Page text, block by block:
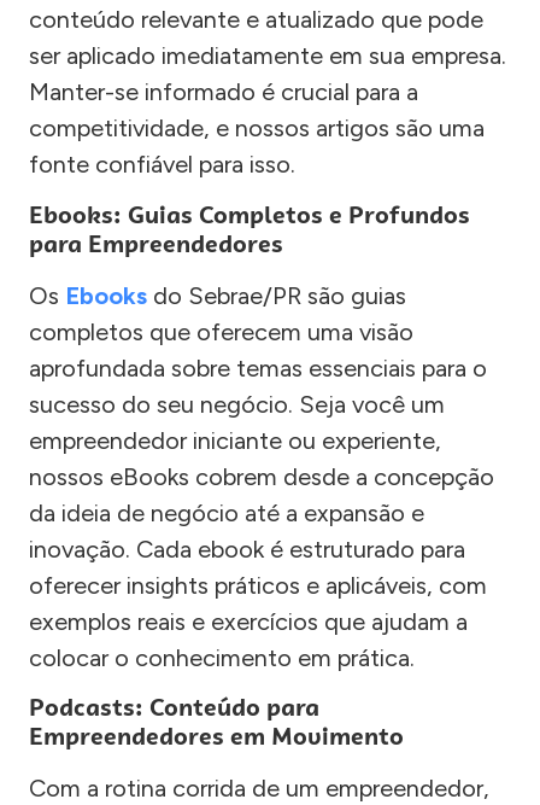
conteúdo relevante e atualizado que pode
ser aplicado imediatamente em sua empresa.
Manter-se informado é crucial para a
competitividade, e nossos artigos são uma
fonte confiável para isso.
Ebooks: Guias Completos e Profundos
para Empreendedores
Os Ebooks do Sebrae/PR são guias
completos que oferecem uma visão
aprofundada sobre temas essenciais para o
sucesso do seu negócio. Seja você um
empreendedor iniciante ou experiente,
nossos eBooks cobrem desde a concepção
da ideia de negócio até a expansão e
inovação. Cada ebook é estruturado para
oferecer insights práticos e aplicáveis, com
exemplos reais e exercícios que ajudam a
colocar o conhecimento em prática.
Podcasts: Conteúdo para
Empreendedores em Movimento
Com a rotina corrida de um empreendedor,